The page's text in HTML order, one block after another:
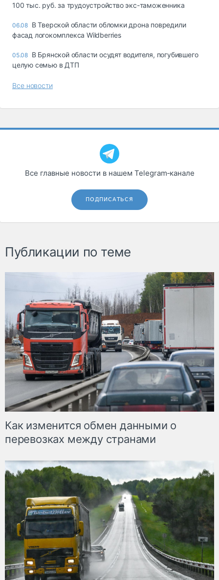
100 тыс. руб. за трудоустройство экс-таможенника
06.08 В Тверской области обломки дрона повредили
фасад логокомплекса Wildberries
05.08 В Брянской области осудят водителя, погубившего
целую семью в ДТП
Все новости
Все главные новости в нашем Telegram‑канале
ПОДПИСАТЬСЯ
Публикации по теме
Как изменится обмен данными о
перевозках между странами